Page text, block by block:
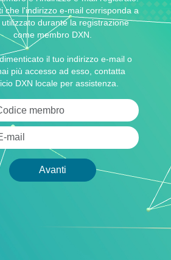
che l'indirizzo e-mail corrisponda a
durante la registrazione
come membro DXN.
il tuo indirizzo e-mail o
più accesso ad esso, contatta
DXN locale per assistenza.
Codice membro
Avanti